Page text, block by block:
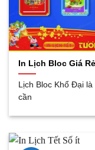
In Lịch Bloc Giá Rẻ
Lịch Bloc Khổ Đại
cần